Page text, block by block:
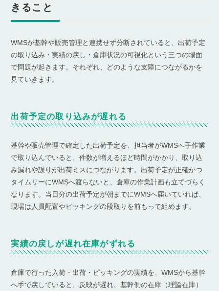
きること
WMSが基幹や販売管理と連携せず分断されていると、出荷予定
の取り込み・実績の戻し・倉庫状況の可視化という三つの場面
で問題が起きます。それぞれ、どのような支障につながるかを
見ていきます。
出荷予定の取り込みが遅れる
基幹や販売管理で確定した出荷予定を、担当者がWMSへ手作業
で取り込んでいると、件数が増えるほど時間がかかり、取り込
み漏れや誤りが出荷ミスにつながります。出荷予定が正確かつ
タイムリーにWMSへ渡らないと、倉庫の作業計画も立てづらく
なります。当日分の出荷予定が朝までにWMSへ届いていれば、
現場は人員配置やピッキングの段取りを前もって組めます。
実績の戻しが遅れ在庫がずれる
倉庫で行った入荷・出荷・ピッキングの実績を、WMSから基幹
へ手で戻していると、反映が遅れ、基幹側の在庫（理論在庫）